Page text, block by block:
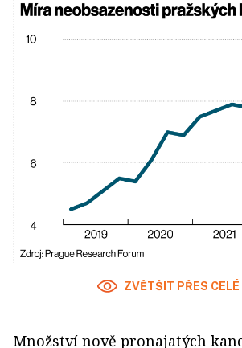
ZVĚTŠIT PŘES CELÉ
Množství nově pronajatých